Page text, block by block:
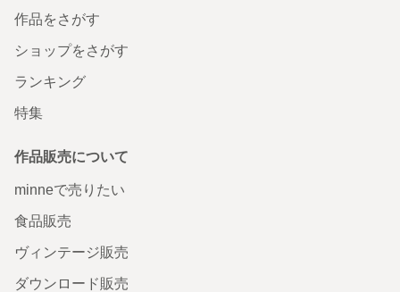
作品をさがす
ショップをさがす
ランキング
特集
作品販売について
minneで売りたい
食品販売
ヴィンテージ販売
ダウンロード販売